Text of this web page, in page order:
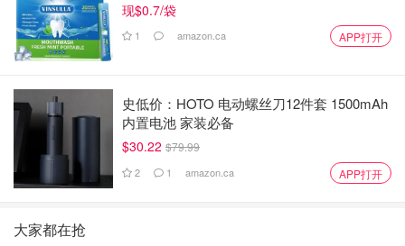
现$0.7/袋
1 amazon.ca APP打开
史低价：HOTO 电动螺丝刀12件套 1500mAh
内置电池 家装必备
$30.22 $79.99
2 1 amazon.ca APP打开
大家都在抢